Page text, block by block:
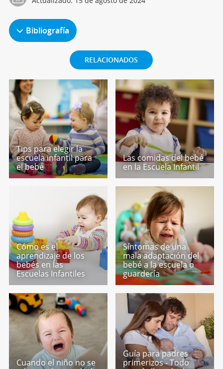
Bibliografía
RELACIONADOS
Tips para elegir la
escuela infantil para
el bebé
Las comidas del bebé
en la Escuela Infantil
Cómo es el
aprendizaje de los
bebés en las
Escuelas Infantiles
Síntomas de una
mala adaptación del
bebé a la escuela o
guardería
Cuando el niño no se
Guía para padres
primerizos - Todo